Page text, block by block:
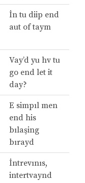
İn tu diip end
aut of taym
Vay’d yu hv tu
go end let it
day?
E simpıl men
end his
bılaşing
bırayd
İntrevınıs,
intertvaynd